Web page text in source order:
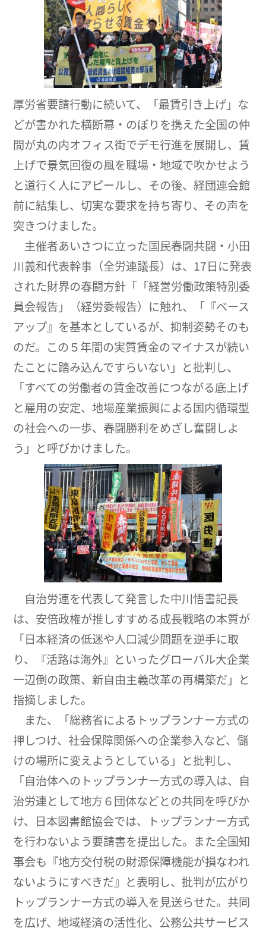
厚労省要請行動に続いて、「最賃引き上げ」な
どが書かれた横断幕・のぼりを携えた全国の仲
間が丸の内オフィス街でデモ行進を展開し、賃
上げで景気回復の風を職場・地域で吹かせよう
と道行く人にアピールし、その後、経団連会館
前に結集し、切実な要求を持ち寄り、その声を
突きつけました。
主催者あいさつに立った国民春闘共闘・小田
川義和代表幹事（全労連議長）は、17日に発表
された財界の春闘方針「「経営労働政策特別委
員会報告」（経労委報告）に触れ、「『ベース
アップ』を基本としているが、抑制姿勢そのも
のだ。この５年間の実質賃金のマイナスが続い
たことに踏み込んですらいない」と批判し、
「すべての労働者の賃金改善につながる底上げ
と雇用の安定、地場産業振興による国内循環型
の社会への一歩、春闘勝利をめざし奮闘しよ
う」と呼びかけました。
自治労連を代表して発言した中川悟書記長
は、安倍政権が推しすすめる成長戦略の本質が
「日本経済の低迷や人口減少問題を逆手に取
り、『活路は海外』といったグローバル大企業
一辺倒の政策、新自由主義改革の再構築だ」と
指摘しました。
また、「総務省によるトップランナー方式の
押しつけ、社会保障関係への企業参入など、儲
けの場所に変えようとしている」と批判し、
「自治体へのトップランナー方式の導入は、自
治労連として地方６団体などとの共同を呼びか
け、日本図書館協会では、トップランナー方式
を行わないよう要請書を提出した。また全国知
事会も『地方交付税の財源保障機能が損なわれ
ないようにすべきだ』と表明し、批判が広がり
トップランナー方式の導入を見送らせた。共同
を広げ、地域経済の活性化、公務公共サービス